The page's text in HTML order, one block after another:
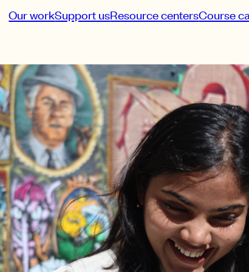
Our workSupport usResource centersCourse